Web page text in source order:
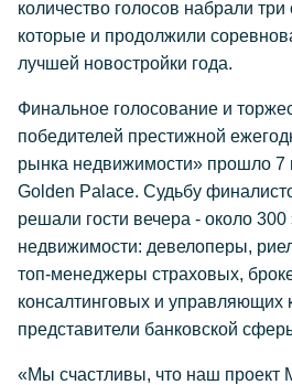
количество голосов набрали
которые и продолжили
лучшей новостройки года.
Финальное голосование и
победителей престижной
рынка недвижимости» прошло 7
Golden Palace. Судьбу
решали гости вечера - около 300
недвижимости: девелоперы,
топ-менеджеры страховых,
консалтинговых и управляющих
представители банковской
«Мы счастливы, что наш проект